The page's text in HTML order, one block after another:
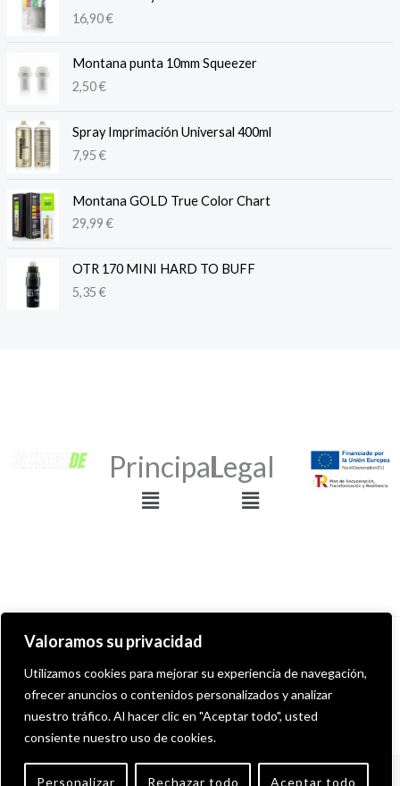
Valoramos su privacidad
Utilizamos cookies para mejorar su experiencia de navegación,
ofrecer anuncios o contenidos personalizados y analizar
nuestro tráfico. Al hacer clic en "Aceptar todo", usted
consiente nuestro uso de cookies.
Personalizar Rechazar todo Aceptar todo
16,90€
Montana punta 10mm Squeezer
2,50€
Spray Imprimación Universal 400ml
7,95€
Montana GOLD True Color Chart
29,99€
OTR 170 MINI HARD TO BUFF
5,35€
Principal
Menú
Legal
Menú
English (Inglés Español